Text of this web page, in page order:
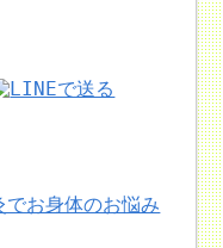
お身体のお悩み